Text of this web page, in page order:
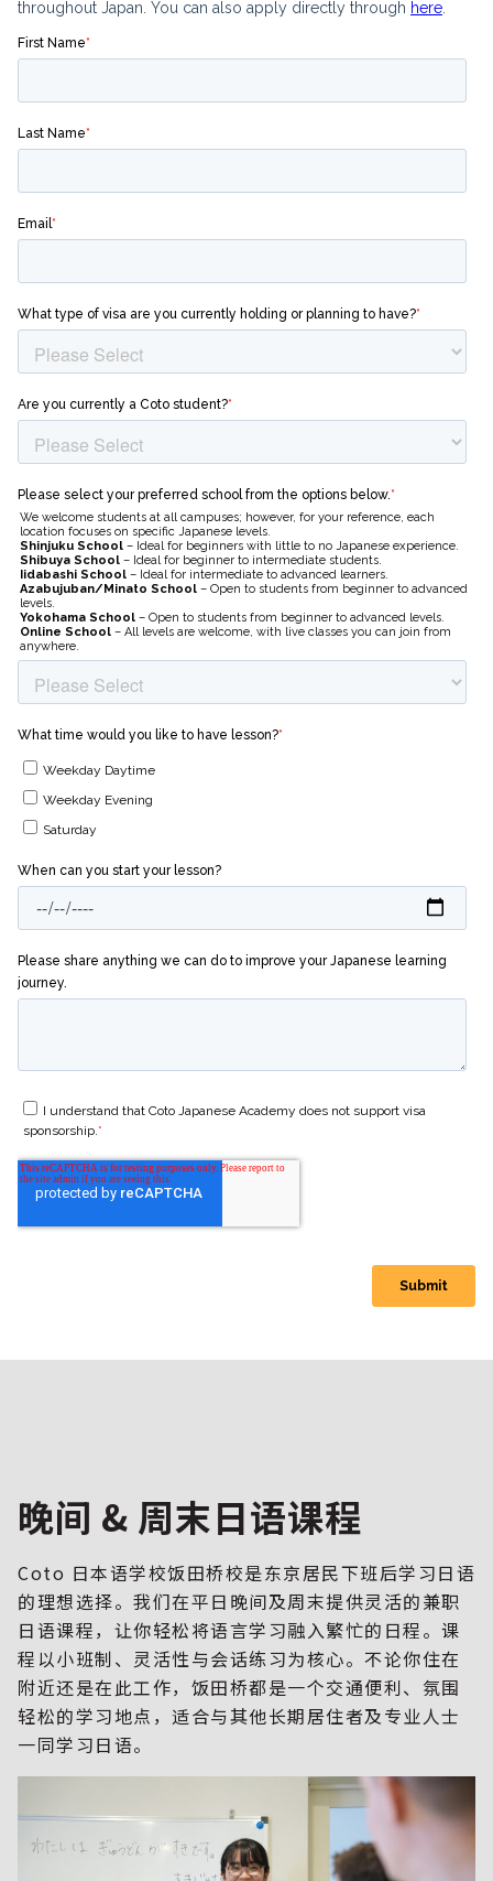
晚间 & 周末日语课程
Coto 日本语学校饭田桥校是东京居民下班后学习日语
的理想选择。我们在平日晚间及周末提供灵活的兼职
日语课程，让你轻松将语言学习融入繁忙的日程。课
程以小班制、灵活性与会话练习为核心。不论你住在
附近还是在此工作，饭田桥都是一个交通便利、氛围
轻松的学习地点，适合与其他长期居住者及专业人士
一同学习日语。